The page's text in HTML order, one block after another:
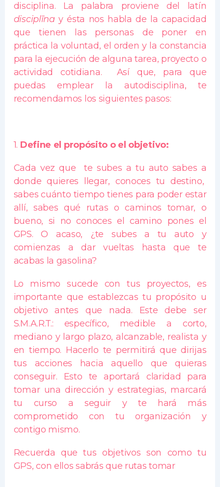
disciplina. La palabra proviene del latín
disciplīnay ésta nos habla de la capacidad
que tienen las personas de poner en
práctica la voluntad, el orden y la constancia
para la ejecución de alguna tarea, proyecto o
actividad cotidiana. Así que, para que
puedas emplear la autodisciplina, te
recomendamos los siguientes pasos:
1. Define el propósito o el objetivo:
Cada vez que te subes a tu auto sabes a
donde quieres llegar, conoces tu destino,
sabes cuánto tiempo tienes para poder estar
allí, sabes qué rutas o caminos tomar, o
bueno, si no conoces el camino pones el
GPS. O acaso, ¿te subes a tu auto y
comienzas a dar vueltas hasta que te
acabas la gasolina?
Lo mismo sucede con tus proyectos, es
importante que establezcas tu propósito u
objetivo antes que nada. Este debe ser
S.M.A.R.T.: específico, medible a corto,
mediano y largo plazo, alcanzable, realista y
en tiempo. Hacerlo te permitirá que dirijas
tus acciones hacia aquello que quieras
conseguir. Esto te aportará claridad para
tomar una dirección y estrategias, marcará
tu curso a seguir y te hará más
comprometido con tu organización y
contigo mismo.
Recuerda que tus objetivos son como tu
GPS, con ellos sabrás que rutas tomar